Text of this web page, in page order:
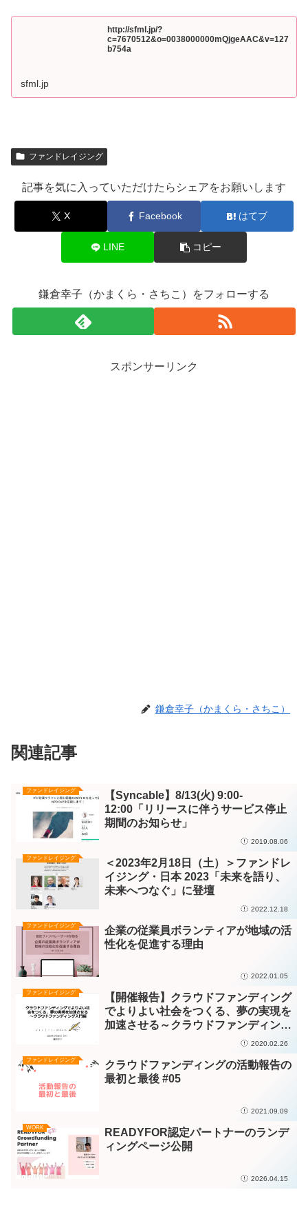
http://sfml.jp/?
c=7670512&o=0038000000mQjgeAAC&v=127
b754a
sfml.jp
ファンドレイジング
記事を気に入っていただけたらシェアをお願いします
X Facebook はてブ
LINE コピー
鎌倉幸子（かまくら・さちこ）をフォローする
スポンサーリンク
鎌倉幸子（かまくら・さちこ）
関連記事
ファンドレイジング
【Syncable】8/13(火) 9:00-
12:00「リリースに伴うサービス停止
期間のお知らせ」
2019.08.06
ファンドレイジング
＜2023年2月18日（土）＞ファンドレ
イジング・日本 2023「未来を語り、
未来へつなぐ」に登壇
2022.12.18
ファンドレイジング
企業の従業員ボランティアが地域の活
性化を促進する理由
2022.01.05
ファンドレイジング
【開催報告】クラウドファンディング
でよりよい社会をつくる、夢の実現を
加速させる～クラウドファンディング
入門編 主催：22世紀に残すもの2020.02.26
ファンドレイジング
クラウドファンディングの活動報告の
最初と最後 #05
2021.09.09
WORK
READYFOR認定パートナーのランデ
ィングページ公開
2026.04.15